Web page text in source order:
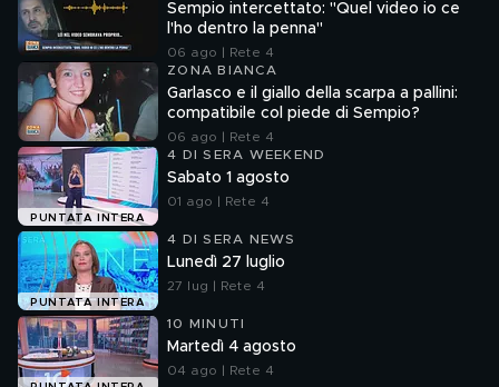
Sempio intercettato: "Quel video io ce
l'ho dentro la penna"
06 ago | Rete 4
ZONA BIANCA
Garlasco e il giallo della scarpa a pallini:
compatibile col piede di Sempio?
06 ago | Rete 4
PUNTATA INTERA
4 DI SERA WEEKEND
Sabato 1 agosto
01 ago | Rete 4
PUNTATA INTERA
4 DI SERA NEWS
Lunedì 27 luglio
27 lug | Rete 4
10 MINUTI
Martedì 4 agosto
04 ago | Rete 4